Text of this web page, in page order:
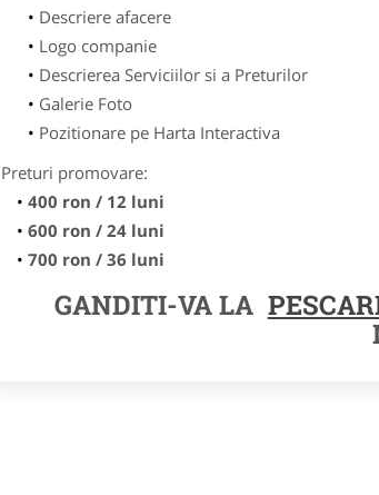
Descriere afacere
Logo companie
Descrierea Serviciilor si a Preturilor
Galerie Foto
Pozitionare pe Harta Interactiva
Preturi promovare:
400 ron / 12 luni
600 ron / 24 luni
700 ron / 36 luni
GANDITI-VA LA